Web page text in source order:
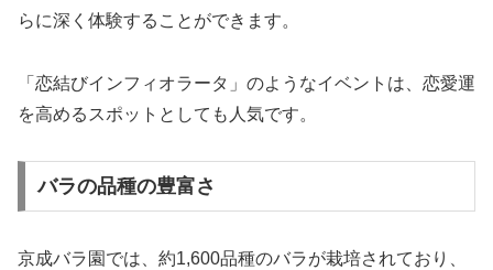
らに深く体験することができます。
「恋結びインフィオラータ」のようなイベントは、恋愛運
を高めるスポットとしても人気です。
バラの品種の豊富さ
京成バラ園では、約1,600品種のバラが栽培されており、